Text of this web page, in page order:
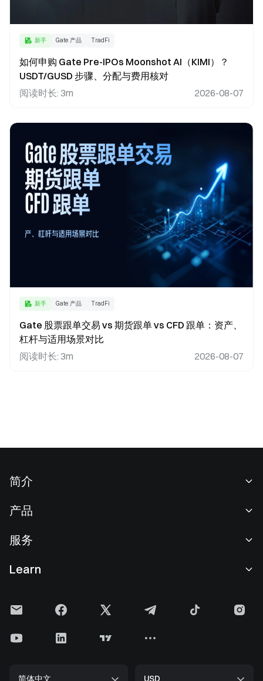
新手 Gate 产品 TradFi
如何申购 Gate Pre-IPOs Moonshot AI（KIMI）？
USDT/GUSD 步骤、分配与费用核对
阅读时长: 3m 2026-08-07
新手 Gate 产品 TradFi
Gate 股票跟单交易 vs 期货跟单 vs CFD 跟单：资产、
杠杆与适用场景对比
阅读时长: 3m 2026-08-07
简介
新闻中心
Cookie 政策
产品
现货交易
理财中心
服务
费率标准
Learn
Gate 快讯
简体中文
USD